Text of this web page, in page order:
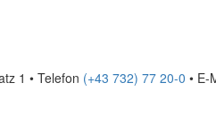
1 • Telefon (+43 732) 77 20-0 • E-